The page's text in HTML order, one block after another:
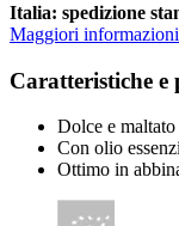
Italia: spedizione
Maggiori informazioni
Caratteristiche e
Dolce e maltato
Con olio
Ottimo in